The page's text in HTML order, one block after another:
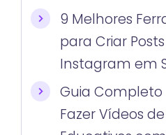
9 Melhores
para Criar
Instagram em
Guia
Fazer Vídeos